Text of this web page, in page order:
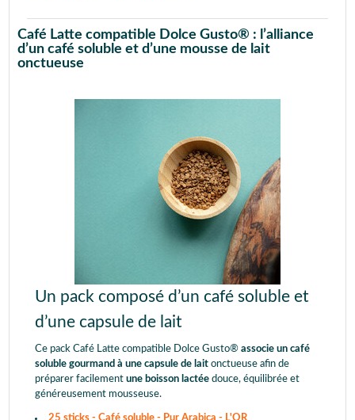
Café Latte compatible Dolce Gusto® : l’alliance
d’un café soluble et d’une mousse de lait
onctueuse
Un pack composé d’un café soluble et
d’une capsule de lait
Ce pack Café Latte compatible Dolce Gusto® associe un café
soluble gourmand à une capsule de lait onctueuse afin de
préparer facilement une boisson lactée douce, équilibrée et
généreusement mousseuse.